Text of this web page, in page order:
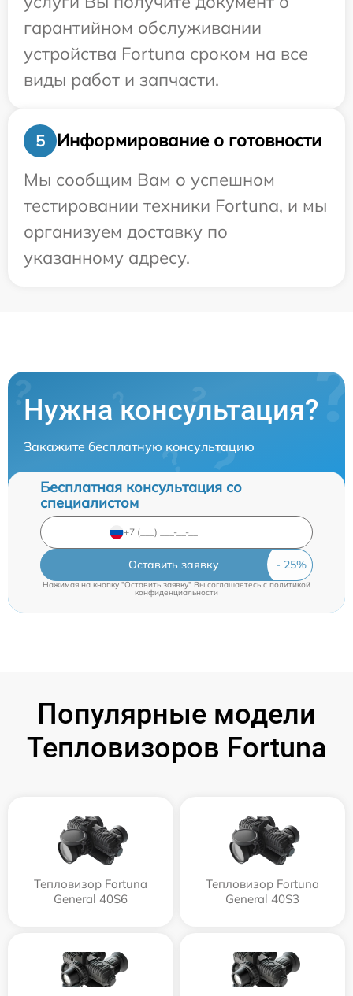
гарантийном обслуживании
устройства Fortuna сроком на все
виды работ и запчасти.
5
Информирование о готовности
Мы сообщим Вам о успешном
тестировании техники Fortuna, и мы
организуем доставку по
указанному адресу.
Нужна консультация?
Закажите бесплатную консультацию
Бесплатная консультация со
специалистом
Оставить заявку
Нажимая на кнопку "Оставить заявку" Вы соглашаетесь cполитикой
конфиденциальности
Популярные модели
Тепловизоров Fortuna
Тепловизор Fortuna
General 40S6
Тепловизор Fortuna
General 40S3